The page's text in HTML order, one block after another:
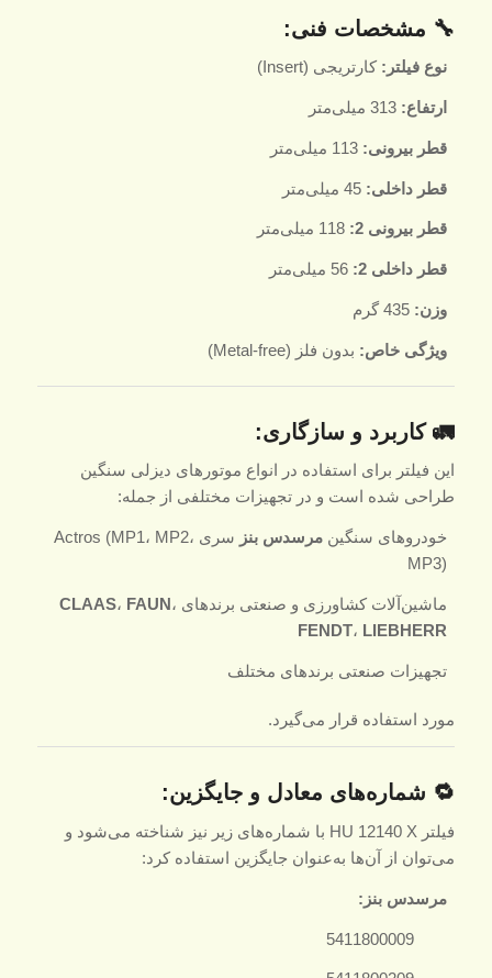
🔧 مشخصات فنی:
نوع فیلتر: کارتریجی (Insert)
ارتفاع: 313 میلی‌متر
قطر بیرونی: 113 میلی‌متر
قطر داخلی: 45 میلی‌متر
قطر بیرونی 2: 118 میلی‌متر
قطر داخلی 2: 56 میلی‌متر
وزن: 435 گرم
ویژگی خاص: بدون فلز (Metal-free)
🚛 کاربرد و سازگاری:
این فیلتر برای استفاده در انواع موتورهای دیزلی سنگین
طراحی شده است و در تجهیزات مختلفی از جمله:
خودروهای سنگین مرسدس بنز
سری Actros (MP1، MP2،
MP3)
ماشین‌آلات کشاورزی و صنعتی برندهای CLAAS، FAUN،
FENDT، LIEBHERR
تجهیزات صنعتی برندهای مختلف
مورد استفاده قرار می‌گیرد.
🔁 شماره‌های معادل و جایگزین:
فیلتر HU 12140 X با شماره‌های زیر نیز شناخته می‌شود و
می‌توان از آن‌ها به‌عنوان جایگزین استفاده کرد:
مرسدس بنز:
5411800009